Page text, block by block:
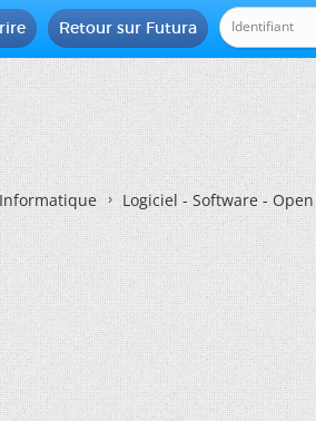
Retour sur Futura
Informatique Logiciel - Software -